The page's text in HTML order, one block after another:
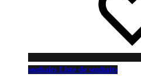
souhaits Liste de souhaits